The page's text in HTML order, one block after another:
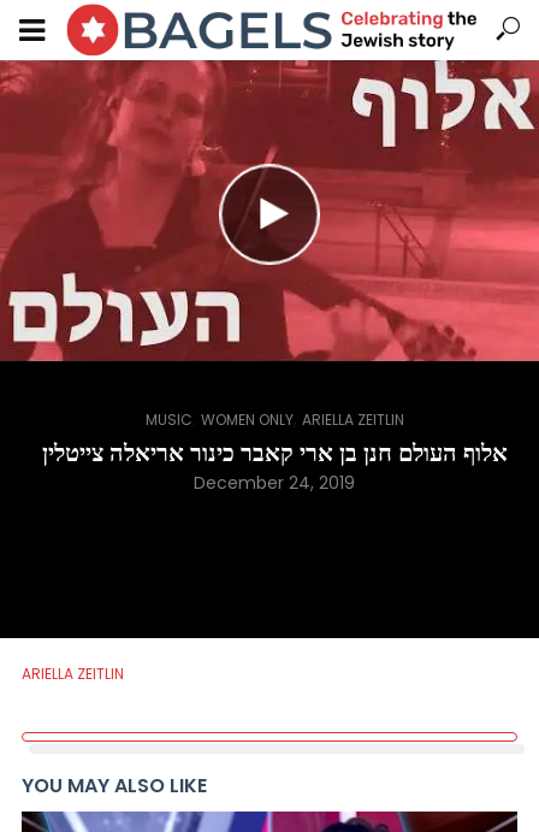
MUSIC WOMEN ONLY, ARIELLA ZEITLIN
אלוף העולם חנן בן ארי קאבר כינור אריאלה צייטלין
December 24, 2019
ARIELLA ZEITLIN
YOU MAY ALSO LIKE